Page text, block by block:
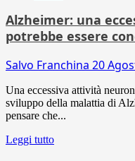
Alzheimer: una
potrebbe essere
Salvo Franchina 20
Una eccessiva attività
sviluppo della malattia di
pensare che...
Leggi tutto